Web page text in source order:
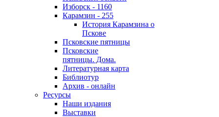
Изборск - 1160
Карамзин - 255
История Карамзина о
Пскове
Псковские пятницы
Псковские
пятницы. Дома.
Литературная карта
Библиотур
Архив - онлайн
Ресурсы
Наши издания
Выставки